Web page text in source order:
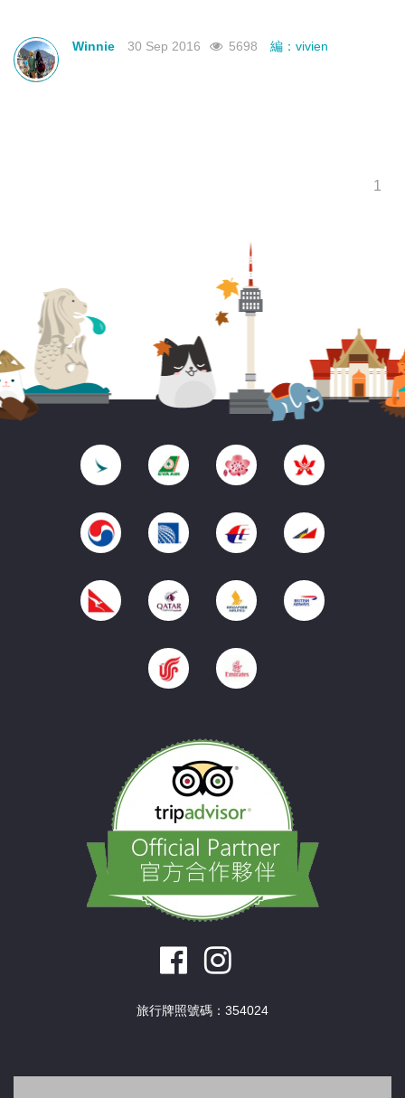
Winnie 30 Sep 2016 5698 編：vivien
1
旅行牌照號碼：354024